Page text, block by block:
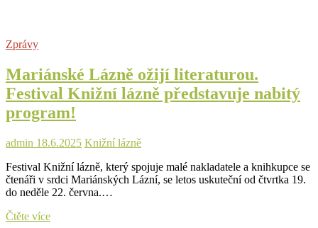
Zprávy
Mariánské Lázně ožijí literaturou.
Festival Knižní lázně představuje nabitý
program!
admin 18.6.2025 Knižní lázně
Festival Knižní lázně, který spojuje malé nakladatele a knihkupce se
čtenáři v srdci Mariánských Lázní, se letos uskuteční od čtvrtka 19.
do neděle 22. června.…
Čtěte víceMariánské